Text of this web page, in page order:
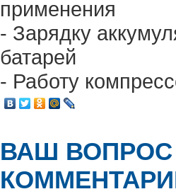
применения
- Зарядку
батарей
- Работу
ВАШ